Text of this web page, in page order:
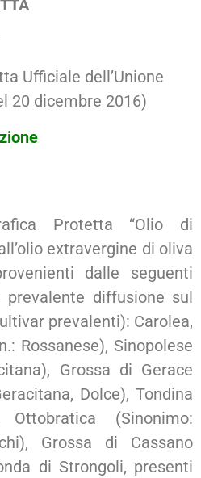
Ufficiale dell’Unione
20 dicembre 2016)
Protetta “Olio di
extravergine di oliva
dalle seguenti
diffusione sul
prevalenti): Carolea,
Rossanese), Sinopolese
Grossa di Gerace
Dolce), Tondina
Ottobratica (Sinonimo:
Grossa di Cassano
di Strongoli, presenti